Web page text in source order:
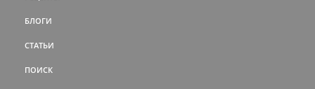
БЛОГИ
СТАТЬИ
ПОИСК